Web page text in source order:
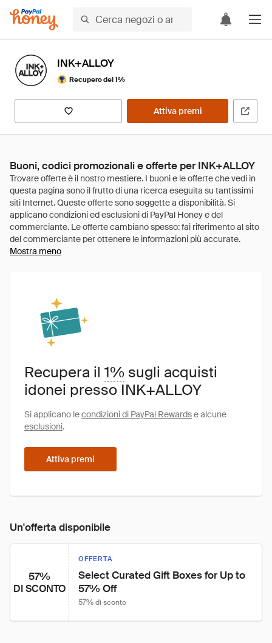
INK+ALLOY
Recupero del 1%
Attiva premi
Buoni, codici promozionali e offerte per INK+ALLOY
Mostra meno
Recupera il 1% sugli acquisti
idonei presso INK+ALLOY
Si applicano lecondizioni di PayPal Rewardse alcune
esclusioni.
Attiva premi
Un'offerta disponibile
57%
DI SCONTO
OFFERTA
Select Curated Gift Boxes for Up to
57% Off
57% di sconto